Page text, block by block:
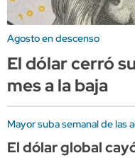
Agosto en descenso
El dólar cerró
mes a la baja
Mayor suba semanal de las
El dólar global